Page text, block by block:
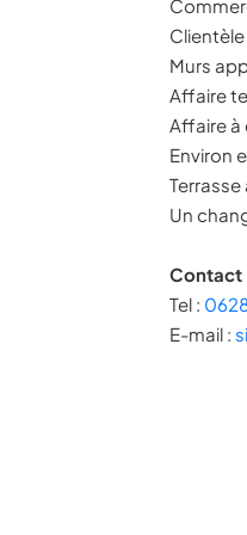
Murs
Affaire
Affaire à
Environ
Un
Contact
Tel :
E-mail :